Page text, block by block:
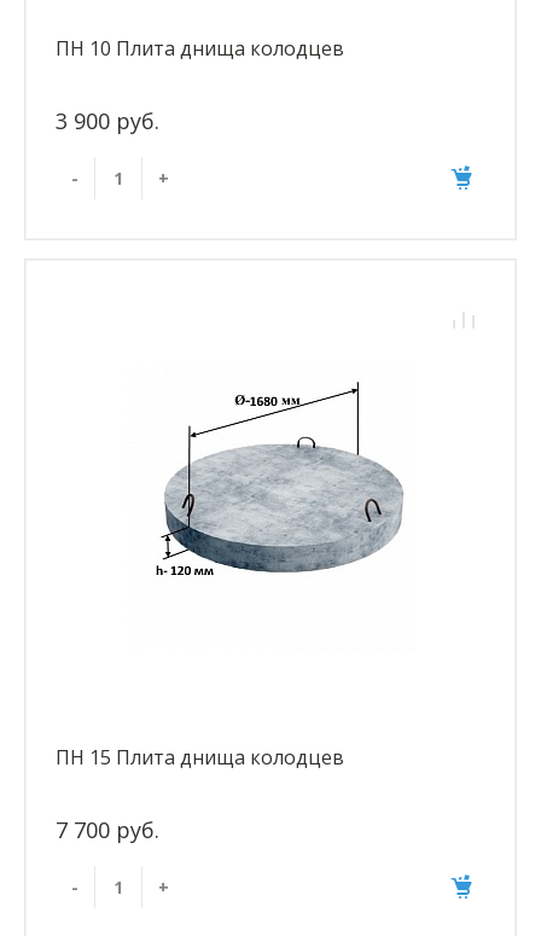
ПН 10 Плита днища колодцев
3 900 руб.
- +
ПН 15 Плита днища колодцев
7 700 руб.
- +